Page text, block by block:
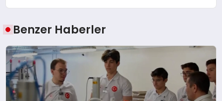
Benzer Haberler